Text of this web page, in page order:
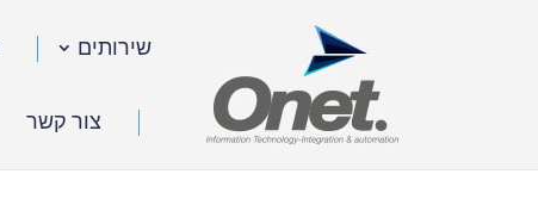
שירותים
צור קשר